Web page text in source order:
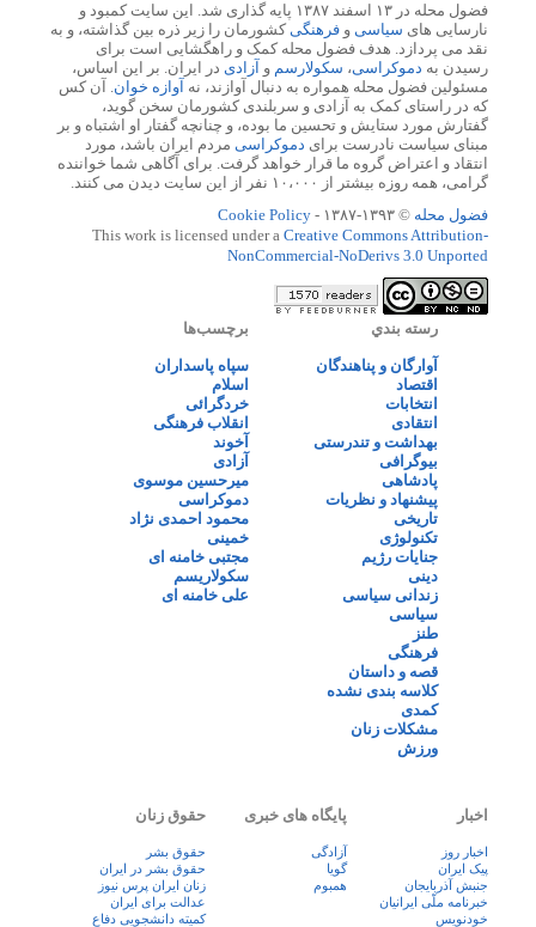
فضول محله در ۱۳ اسفند ۱۳۸۷ پایه گذاری شد. این سایت کمبود و
نارسایی های سیاسی و فرهنگیکشورمان را زیر ذره بین گذاشته، و به
نقد می پردازد. هدف فضول محله کمک و راهگشایی است برای
رسیدن به دموکراسی، سکولارسم و آزادی در ایران. بر این اساس،
مسئولین فضول محله همواره به دنبال آوازند، نه آوازه خوان. آن کس
که در راستای کمک به آزادی و سربلندی کشورمان سخن گوید،
گفتارش مورد ستایش و تحسین ما بوده، و چنانچه گفتار او اشتباه و بر
مبنای سیاست نادرست برای دموکراسی مردم ایران باشد، مورد
انتقاد و اعتراض گروه ما قرار خواهد گرفت. برای آگاهی شما خواننده
گرامی، همه روزه بیشتر از ۱۰،۰۰۰ نفر از این سایت دیدن می کنند.
فضول محله © ۱۳۹۳-۱۳۸۷ -
Cookie Policy
This work is licensed under a Creative Commons Attribution-
NonCommercial-NoDerivs 3.0 Unported
رسته بندي
آوارگان و پناهندگان
اقتصاد
انتخابات
انتقادی
بهداشت و تندرستی
بیوگرافی
پادشاهی
پیشنهاد و نظریات
تاریخی
تکنولوژی
جنایات رژیم
دینی
زندانی سیاسی
سیاسی
طنز
فرهنگی
قصه و داستان
کلاسه بندی نشده
کمدی
مشکلات زنان
ورزش
برچسب‌ها
سپاه پاسداران
اسلام
خردگرائی
انقلاب فرهنگی
آخوند
آزادی
میرحسین موسوی
دموکراسی
محمود احمدی نژاد
خمینی
مجتبی خامنه ای
سکولاریسم
علی خامنه ای
اخبار
اخبار روز
پيک ايران
جنبش آذربایجان
خبرنامه ملّی ایرانیان
خودنویس
پایگاه های خبری
آزادگی
گویا
همبوم
حقوق زنان
حقوق بشر
حقوق بشر در ایران
زنان ايران پرس نيوز
عدالت برای ایران
کمیته دانشجویی دفاع